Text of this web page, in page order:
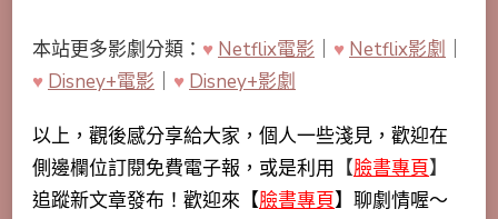
本站更多影劇分類： ♥ Netflix電影 ♥ Netflix影劇
♥ Disney+電影 ♥ Disney+影劇
以上，觀後感分享給大家，個人一些淺見，歡迎在
側邊欄位訂閱免費電子報，或是利用 【臉書專頁】
追蹤新文章發布！歡迎來【臉書專頁】聊劇情喔～